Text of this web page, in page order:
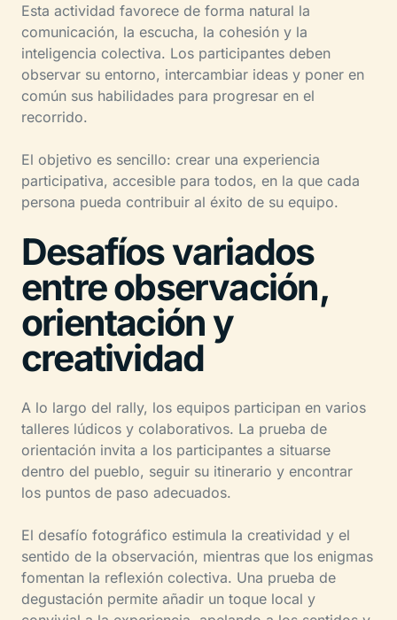
Esta actividad favorece de forma natural la
comunicación, la escucha, la cohesión y la
inteligencia colectiva. Los participantes deben
observar su entorno, intercambiar ideas y poner en
común sus habilidades para progresar en el
recorrido.
El objetivo es sencillo: crear una experiencia
participativa, accesible para todos, en la que cada
persona pueda contribuir al éxito de su equipo.
Desafíos variados
entre observación,
orientación y
creatividad
A lo largo del rally, los equipos participan en varios
talleres lúdicos y colaborativos. La prueba de
orientación invita a los participantes a situarse
dentro del pueblo, seguir su itinerario y encontrar
los puntos de paso adecuados.
El desafío fotográfico estimula la creatividad y el
sentido de la observación, mientras que los enigmas
fomentan la reflexión colectiva. Una prueba de
degustación permite añadir un toque local y